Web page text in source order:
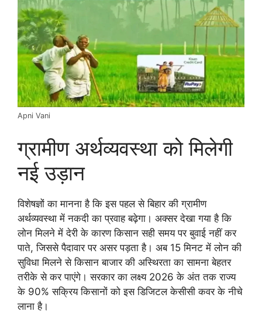
Apni Vani
ग्रामीण अर्थव्यवस्था को मिलेगी
नई उड़ान
विशेषज्ञों का मानना है कि इस पहल से बिहार की ग्रामीण
अर्थव्यवस्था में नकदी का प्रवाह बढ़ेगा। अक्सर देखा गया है कि
लोन मिलने में देरी के कारण किसान सही समय पर बुवाई नहीं कर
पाते, जिससे पैदावार पर असर पड़ता है। अब 15 मिनट में लोन की
सुविधा मिलने से किसान बाजार की अस्थिरता का सामना बेहतर
तरीके से कर पाएंगे। सरकार का लक्ष्य 2026 के अंत तक राज्य
के 90% सक्रिय किसानों को इस डिजिटल केसीसी कवर के नीचे
लाना है।